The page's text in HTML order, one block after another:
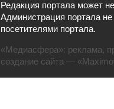
Редакция портала может
Администрация портала
посетителями портала.
«Медиасфера»: реклама,
создание сайта —